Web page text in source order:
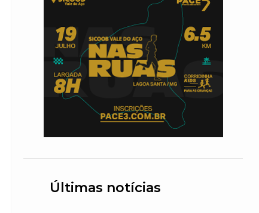
Últimas notícias